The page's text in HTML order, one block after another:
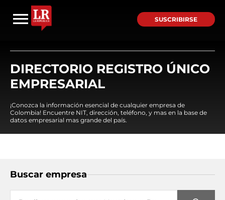
SUSCRIBIRSE
DIRECTORIO REGISTRO ÚNICO
EMPRESARIAL
¡Conozca la información esencial de cualquier empresa de
Colombia! Encuentre NIT, dirección, teléfono, y mas en la base de
datos empresarial mas grande del país.
Buscar empresa